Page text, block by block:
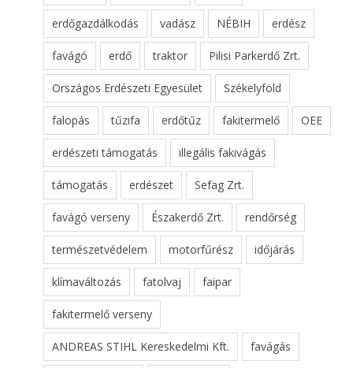
erdőgazdálkodás vadász NÉBIH erdész
favágó erdő traktor Pilisi Parkerdő Zrt.
Országos Erdészeti Egyesület Székelyföld
falopás tűzifa erdőtűz fakitermelő OEE
erdészeti támogatás illegális fakivágás
támogatás erdészet Sefag Zrt.
favágó verseny Északerdő Zrt. rendőrség
természetvédelem motorfűrész időjárás
klímaváltozás fatolvaj faipar
fakitermelő verseny
ANDREAS STIHL Kereskedelmi Kft. favágás